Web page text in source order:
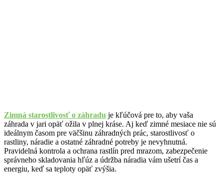
Zimná starostlivosť o záhradu je kľúčová pre to, aby vaša
záhrada v jari opäť ožila v plnej kráse. Aj keď zimné mesiace nie sú
ideálnym časom pre väčšinu záhradných prác, starostlivosť o
rastliny, náradie a ostatné záhradné potreby je nevyhnutná.
Pravidelná kontrola a ochrana rastlín pred mrazom, zabezpečenie
správneho skladovania hľúz a údržba náradia vám ušetrí čas a
energiu, keď sa teploty opäť zvýšia.